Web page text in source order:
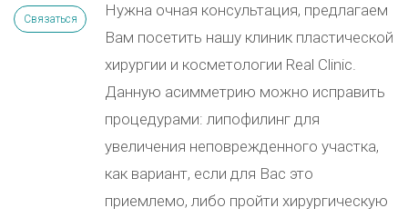
Связаться
Нужна очная консультация, предлагаем
Вам посетить нашу клиник пластической
хирургии и косметологии Real Clinic.
Данную асимметрию можно исправить
процедурами: липофилинг для
увеличения неповрежденного участка,
как вариант, если для Вас это
приемлемо, либо пройти хирургическую